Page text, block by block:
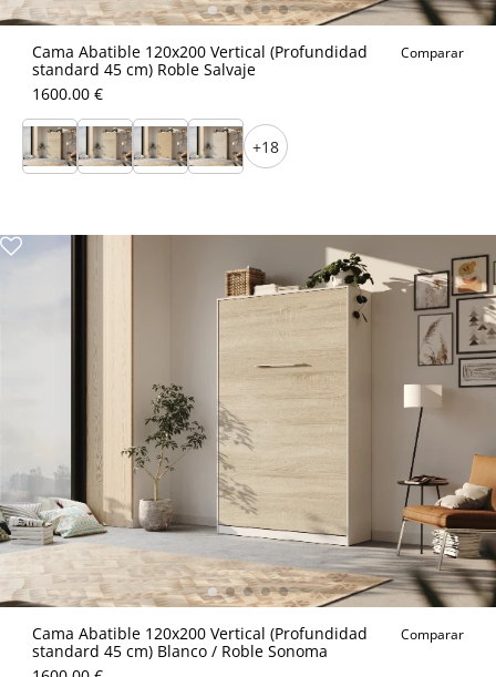
Cama Abatible 120x200 Vertical (Profundidad
standard 45 cm) Roble Salvaje
Comparar
1600.00 €
+18
Cama Abatible 120x200 Vertical (Profundidad
standard 45 cm) Blanco / Roble Sonoma
Comparar